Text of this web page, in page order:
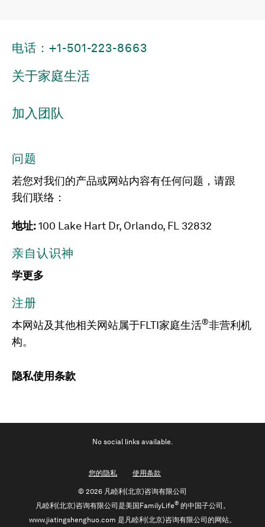
电话：+1-501-223-8663
关于家庭生活
加入团队
问题
若您对我们的产品或网站内容有任何问题，请跟
我们联络：
地址:100 Lake Hart Dr, Orlando, FL 32832
亲自认识神
学更多
注册
本网站及其他相关网站属于FLTI家庭生活®非营利机
构。
隐私使用条款
No social links available.
您的隐私 使用条款
© 2026 凡睦利(北京)咨询有限公司
凡睦利(北京)咨询有限公司是美国FamilyLife®的中国子公司。
www.jiatingshenghuo.com 是凡睦利(北京)咨询有限公司的网站。